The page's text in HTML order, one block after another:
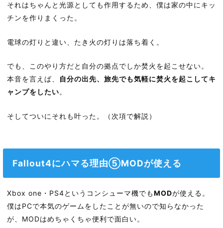
それはちゃんと光源としても作用するため、僕は家の中にキッ
チンを作りまくった。
電球の灯りと違い、たき火の灯りは落ち着く。
でも、このやり方だと自分の拠点でしか焚火を起こせない。
本音を言えば、
自分の出先、旅先でも気軽に焚火を起こしてキ
ャンプをしたい。
そしてついにそれも叶った。（次項で解説）
Fallout4にハマる理由⑤MODが使える
Xbox one・PS4というコンシューマ機でもMODが使える。
僕はPCで本気のゲームをしたことが無いので知らなかった
が、MODはめちゃくちゃ便利で面白い。